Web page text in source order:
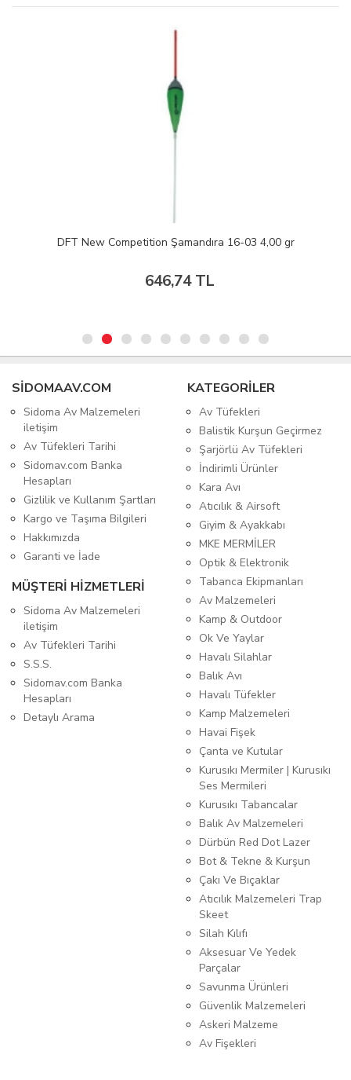
DFT New Competition Şamandıra 16-03 4,00 gr
646,74 TL
SIDOMAAV.COM
Sidoma Av Malzemeleri
iletişim
Av Tüfekleri Tarihi
Sidomav.com Banka
Hesapları
Gizlilik ve Kullanım Şartları
Kargo ve Taşıma Bilgileri
Hakkımızda
Garanti ve İade
MÜŞTERİ HİZMETLERİ
Sidoma Av Malzemeleri
iletişim
Av Tüfekleri Tarihi
S.S.S.
Sidomav.com Banka
Hesapları
Detaylı Arama
KATEGORİLER
Av Tüfekleri
Balistik Kurşun Geçirmez
Şarjörlü Av Tüfekleri
İndirimli Ürünler
Kara Avı
Atıcılık & Airsoft
Giyim & Ayakkabı
MKE MERMİLER
Optik & Elektronik
Tabanca Ekipmanları
Av Malzemeleri
Kamp & Outdoor
Ok Ve Yaylar
Havalı Silahlar
Balık Avı
Havalı Tüfekler
Kamp Malzemeleri
Havai Fişek
Çanta ve Kutular
Kurusıkı Mermiler | Kurusıkı
Ses Mermileri
Kurusıkı Tabancalar
Balık Av Malzemeleri
Dürbün Red Dot Lazer
Bot & Tekne & Kurşun
Çakı Ve Bıçaklar
Atıcılık Malzemeleri Trap
Skeet
Silah Kılıfı
Aksesuar Ve Yedek
Parçalar
Savunma Ürünleri
Güvenlik Malzemeleri
Askeri Malzeme
Av Fişekleri